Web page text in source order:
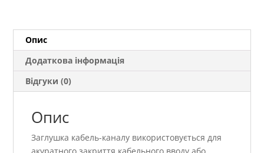
Опис
Додаткова інформація
Відгуки (0)
Опис
Заглушка кабель-каналу використовується для
акуратного закриття кабельного вводу або